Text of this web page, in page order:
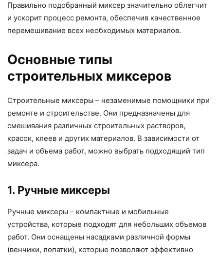
Правильно подобранный миксер значительно облегчит
и ускорит процесс ремонта, обеспечив качественное
перемешивание всех необходимых материалов.
Основные типы
строительных миксеров
Строительные миксеры – незаменимые помощники при
ремонте и строительстве. Они предназначены для
смешивания различных строительных растворов,
красок, клеев и других материалов. В зависимости от
задач и объема работ, можно выбрать подходящий тип
миксера.
1. Ручные миксеры
Ручные миксеры – компактные и мобильные
устройства, которые подходят для небольших объемов
работ. Они оснащены насадками различной формы
(венчики, лопатки), которые позволяют эффективно